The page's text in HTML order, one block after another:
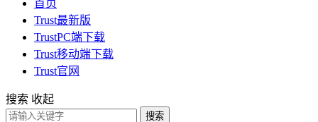
首页
Trust最新版
TrustPC端下载
Trust移动端下载
Trust官网
搜索 收起
搜索